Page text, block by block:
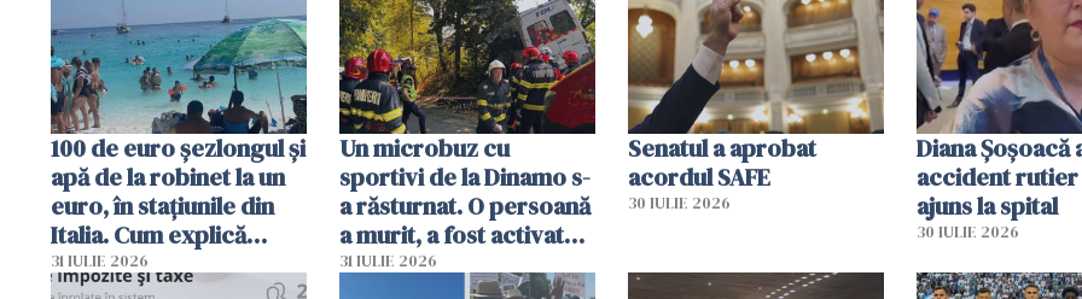
sumă imensă de bani
mobiliza toate
resursele"
100 de euro șezlongul și
apă de la robinet la un
euro, în stațiunile din
Italia. Cum explică
autoritățile
31 IULIE 2026
Un microbuz cu
sportivi de la Dinamo s-
a răsturnat. O persoană
a murit, a fost activat
planul roșu de
31 IULIE 2026
Senatul a aprobat
acordul SAFE
30 IULIE 2026
Diana Șoșoacă
accident rutier
ajuns la spital
30 IULIE 2026